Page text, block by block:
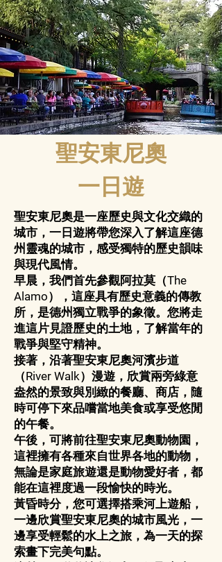
聖安東尼奧
一日遊
聖安東尼奧是一座歷史與文化交織的
城市，一日遊將帶您深入了解這座德
州靈魂的城市，感受獨特的歷史韻味
與現代風情。
早晨，我們首先參觀阿拉莫（The
Alamo），這座具有歷史意義的傳教
所，是德州獨立戰爭的象徵。您將走
進這片見證歷史的土地，了解當年的
戰爭與堅守精神。
接著，沿著聖安東尼奧河濱步道
（River Walk）漫遊，欣賞兩旁綠意
盎然的景致與別緻的餐廳、商店，隨
時可停下來品嚐當地美食或享受悠閒
的午餐。
午後，可將前往聖安東尼奧動物園，
這裡擁有各種來自世界各地的動物，
無論是家庭旅遊還是動物愛好者，都
能在這裡度過一段愉快的時光。
黃昏時分，您可選擇搭乘河上遊船，
一邊欣賞聖安東尼奧的城市風光，一
邊享受輕鬆的水上之旅，為一天的探
索畫下完美句點。